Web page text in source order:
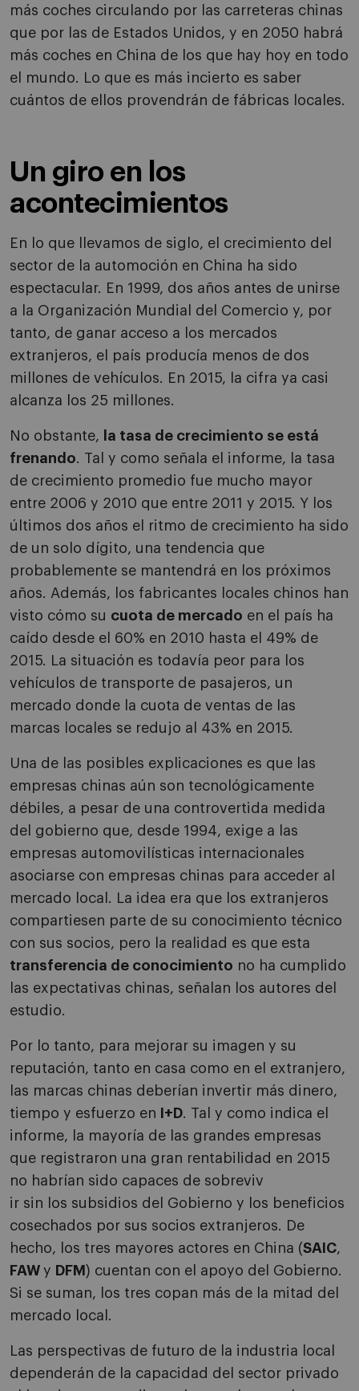
más coches circulando por las carreteras chinas
que por las de Estados Unidos, y en 2050 habrá
más coches en China de los que hay hoy en todo
el mundo. Lo que es más incierto es saber
cuántos de ellos provendrán de fábricas locales.
Un giro en los
acontecimientos
En lo que llevamos de siglo, el crecimiento del
sector de la automoción en China ha sido
espectacular. En 1999, dos años antes de unirse
a la Organización Mundial del Comercio y, por
tanto, de ganar acceso a los mercados
extranjeros, el país producía menos de dos
millones de vehículos. En 2015, la cifra ya casi
alcanza los 25 millones.
No obstante,
la tasa de crecimiento se está
frenando. Tal y como señala el informe, la tasa
de crecimiento promedio fue mucho mayor
entre 2006 y 2010 que entre 2011 y 2015. Y los
últimos dos años el ritmo de crecimiento ha sido
de un solo dígito, una tendencia que
probablemente se mantendrá en los próximos
años. Además, los fabricantes locales chinos han
visto cómo su cuota de mercado en el país ha
caído desde el 60% en 2010 hasta el 49% de
2015. La situación es todavía peor para los
vehículos de transporte de pasajeros, un
mercado donde la cuota de ventas de las
marcas locales se redujo al 43% en 2015.
Una de las posibles explicaciones es que las
empresas chinas aún son tecnológicamente
débiles, a pesar de una controvertida medida
del gobierno que, desde 1994, exige a las
empresas automovilísticas internacionales
asociarse con empresas chinas para acceder al
mercado local. La idea era que los extranjeros
compartiesen parte de su conocimiento técnico
con sus socios, pero la realidad es que esta
transferencia de conocimiento no ha cumplido
las expectativas chinas, señalan los autores del
estudio.
Por lo tanto, para mejorar su imagen y su
reputación, tanto en casa como en el extranjero,
las marcas chinas deberían invertir más dinero,
tiempo y esfuerzo en
I+D. Tal y como indica el
informe, la mayoría de las grandes empresas
que registraron una gran rentabilidad en 2015
no habrían sido capaces de sobreviv
ir sin los subsidios del Gobierno y los beneficios
cosechados por sus socios extranjeros. De
hecho, los tres mayores actores en China (SAIC,
FAW y DFM ) cuentan con el apoyo del Gobierno.
Si se suman, los tres copan más de la mitad del
mercado local.
Las perspectivas de futuro de la industria local
dependerán de la capacidad del sector privado